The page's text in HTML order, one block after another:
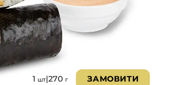
1 шт|270 г ЗАМОВИТИ